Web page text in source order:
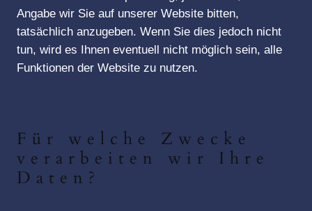
Angabe wir Sie auf unserer Website bitten,
tatsächlich anzugeben. Wenn Sie dies jedoch nicht
tun, wird es Ihnen eventuell nicht möglich sein, alle
Funktionen der Website zu nutzen.
Für welche Zwecke
verarbeiten wir Ihre
Daten?